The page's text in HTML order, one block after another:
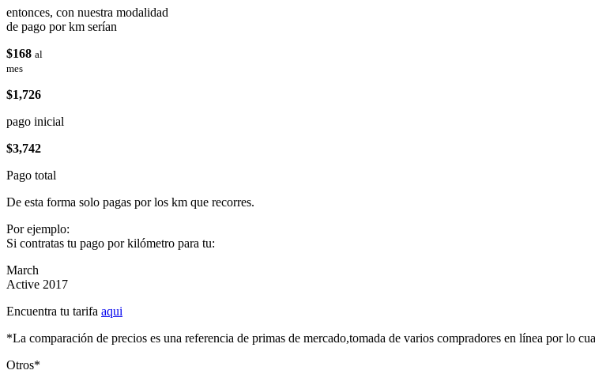
entonces, con nuestra modalidad
de pago por km serían
$168 al
mes
$1,726
pago inicial
$3,742
Pago total
De esta forma solo pagas por los km que recorres.
Por ejemplo:
Si contratas tu pago por kilómetro para tu:
March
Active 2017
Encuentra tu tarifa aqui
*La comparación de precios es una referencia de primas de mercado,tomada de varios compradores en línea por lo
Otros*